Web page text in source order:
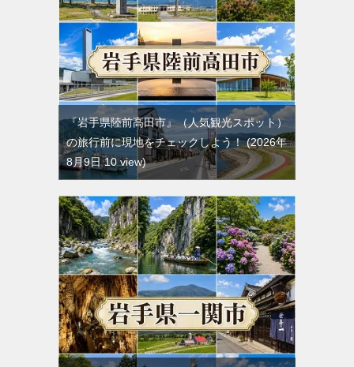
『岩手県陸前高田市』（人気観光スポット）
の旅行前に現地をチェックしよう！ 2026年
8月9日 10 view